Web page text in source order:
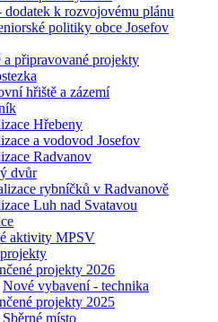
k rozvojovému plánu
politiky obce Josefov
a připravované projekty
hřiště a zázemí
Hřebeny
a vodovod Josefov
Radvanov
dvůr
rybníčků v Radvanově
Luh nad Svatavou
aktivity MPSV
projekty 2026
Nové vybavení - technika
projekty 2025
Sběrné místo